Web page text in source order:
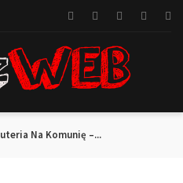
Na Komunię –...